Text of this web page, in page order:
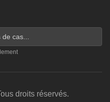
cas...
droits réservés.